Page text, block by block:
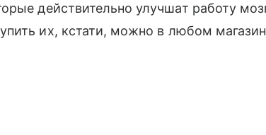
действительно улучшат работу
их, кстати, можно в любом